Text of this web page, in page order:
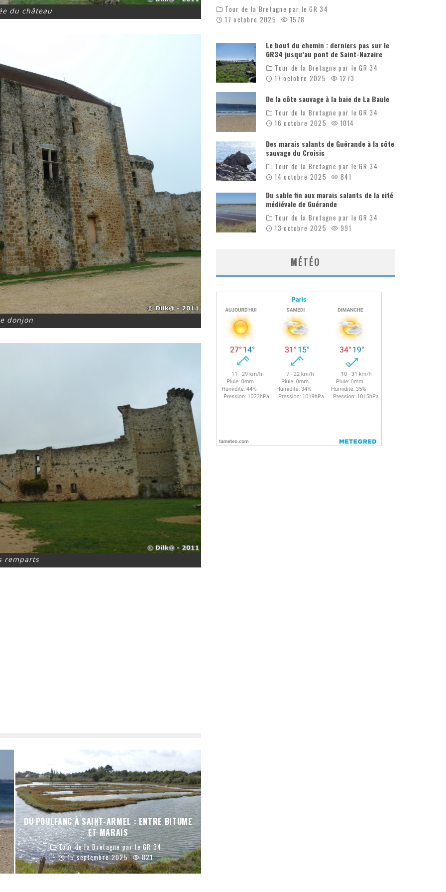
du château
donjon
remparts
DU POULFANC À SAINT-ARMEL : ENTRE BITUME
ET MARAIS
Tour de la Bretagne par le GR 34
15 septembre 2025
821
Tour de la Bretagne par le GR 34
17 octobre 2025
1578
Le bout du chemin : derniers pas sur le
GR34 jusqu’au pont de Saint-Nazaire
Tour de la Bretagne par le GR 34
17 octobre 2025
1273
De la côte sauvage à la baie de La Baule
Tour de la Bretagne par le GR 34
16 octobre 2025
1014
Des marais salants de Guérande à la côte
sauvage du Croisic
Tour de la Bretagne par le GR 34
14 octobre 2025
841
Du sable fin aux marais salants de la cité
médiévale de Guérande
Tour de la Bretagne par le GR 34
13 octobre 2025
991
MÉTÉO